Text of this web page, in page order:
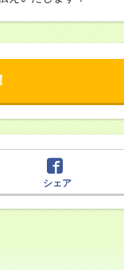
シェア